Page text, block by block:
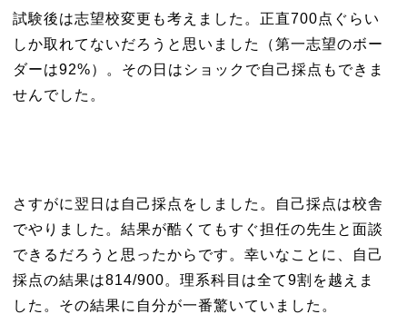
試験後は志望校変更も考えました。正直700点ぐらい
しか取れてないだろうと思いました（第一志望のボー
ダーは92%）。その日はショックで自己採点もできま
せんでした。
さすがに翌日は自己採点をしました。自己採点は校舎
でやりました。結果が酷くてもすぐ担任の先生と面談
できるだろうと思ったからです。幸いなことに、自己
採点の結果は814/900。理系科目は全て9割を越えま
した。その結果に自分が一番驚いていました。